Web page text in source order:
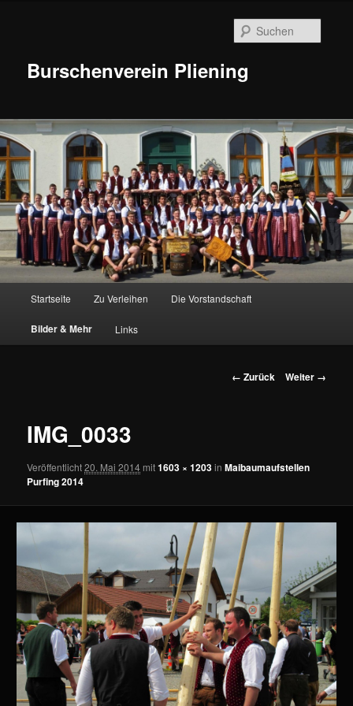
Burschenverein Pliening
Zum
Inhalt
Startseite Zu Verleihen Die Vorstandschaft
Bilder & Mehr Links
Bilder-
← Zurück Weiter →
IMG_0033
Veröffentlicht20. Mai 2014 mit1603 × 1203inMaibaumaufstellen
Purfing 2014